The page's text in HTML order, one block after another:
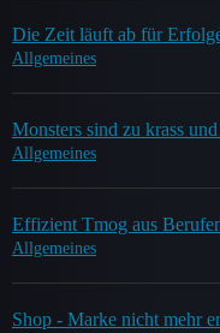
Die Zeit läuft ab für
Allgemeines
Monsters sind zu krass
Allgemeines
Effizient Tmog aus
Allgemeines
Shop - Marke nicht mehr